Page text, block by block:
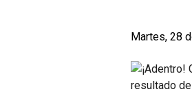
Martes, 28